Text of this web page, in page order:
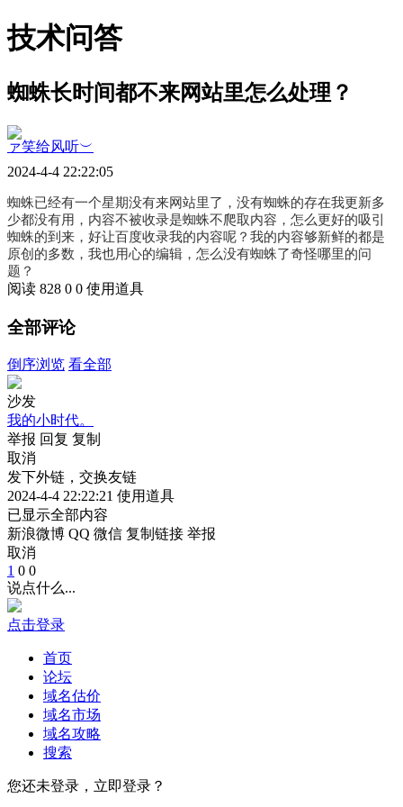
技术问答
蜘蛛长时间都不来网站里怎么处理？
ァ笑给风听︶
2024-4-4 22:22:05
蜘蛛已经有一个星期没有来网站里了，没有蜘蛛的存在我更新多
少都没有用，内容不被收录是蜘蛛不爬取内容，怎么更好的吸引
蜘蛛的到来，好让百度收录我的内容呢？我的内容够新鲜的都是
原创的多数，我也用心的编辑，怎么没有蜘蛛了奇怪哪里的问
题？
阅读 828 0 0 使用道具
全部评论
倒序浏览 看全部
沙发
我的小时代。
举报 回复 复制
取消
发下外链，交换友链
2024-4-4 22:22:21 使用道具
已显示全部内容
新浪微博 QQ 微信 复制链接 举报
取消
1 0 0
说点什么...
点击登录
首页
论坛
域名估价
域名市场
域名攻略
搜索
您还未登录，立即登录？